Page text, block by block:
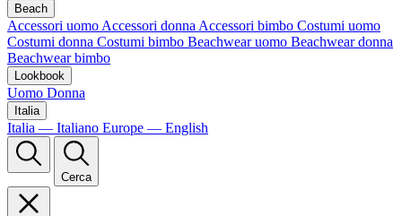
Beach
Accessori uomo Accessori donna Accessori bimbo Costumi uomo
Costumi donna Costumi bimbo Beachwear uomo Beachwear donna
Beachwear bimbo
Lookbook
Uomo Donna
Italia
Italia — Italiano Europe — English
Cerca